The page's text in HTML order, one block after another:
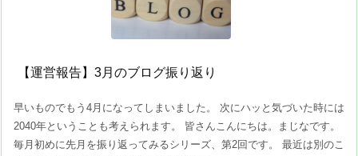
【運営報告】3月のブログ振り返り
早いものでもう4月になってしまいました。 次にハッと気づいた時には
2040年ということも考えられます。 皆さんこんにちは。まじなです。
毎月初めに先月を振り返ってみるシリーズ、第2回です。 最近は別のこ